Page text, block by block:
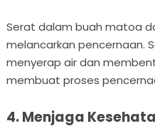
Serat dalam buah matoa
melancarkan pencernaan.
menyerap air dan
membuat proses
4. Menjaga